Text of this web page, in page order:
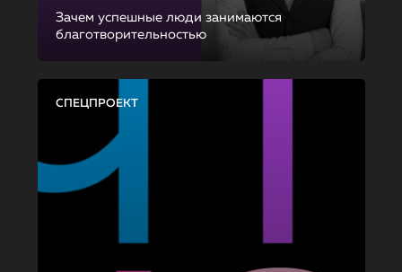
Зачем успешные люди занимаются
благотворительностью
СПЕЦПРОЕКТ